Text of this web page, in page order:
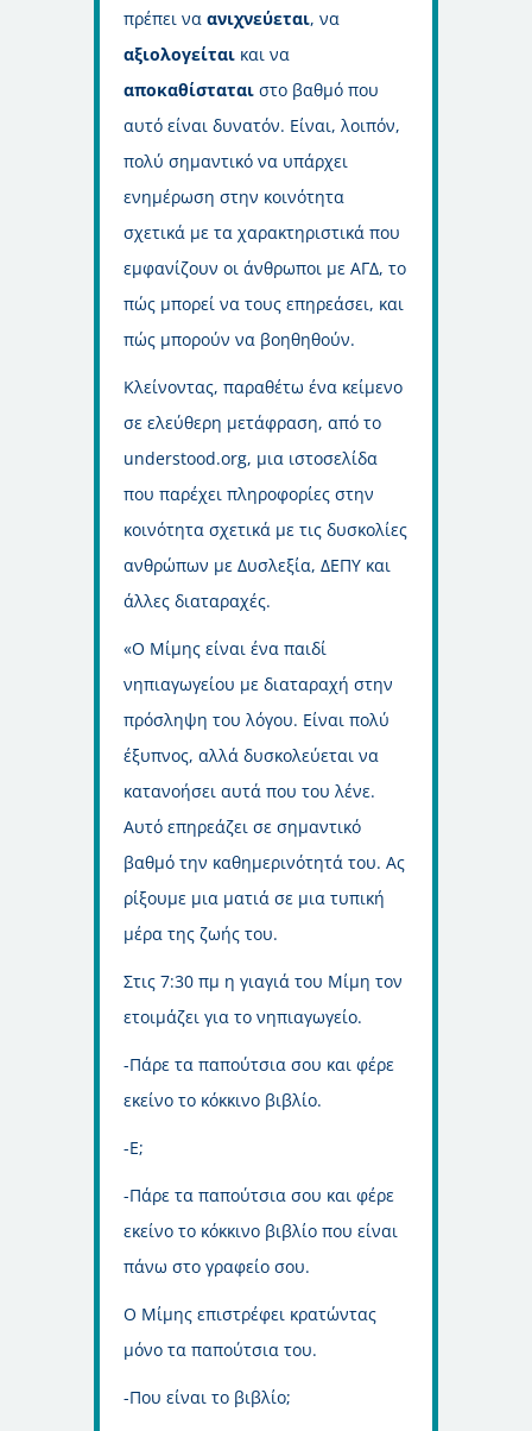
πρέπει να ανιχνεύεται, να
αξιολογείται και να
αποκαθίσταται στο βαθμό που
αυτό είναι δυνατόν. Είναι, λοιπόν,
πολύ σημαντικό να υπάρχει
ενημέρωση στην κοινότητα
σχετικά με τα χαρακτηριστικά που
εμφανίζουν οι άνθρωποι με ΑΓΔ, το
πώς μπορεί να τους επηρεάσει, και
πώς μπορούν να βοηθηθούν.
Κλείνοντας, παραθέτω ένα κείμενο
σε ελεύθερη μετάφραση, από το
understood.org, μια ιστοσελίδα
που παρέχει πληροφορίες στην
κοινότητα σχετικά με τις δυσκολίες
ανθρώπων με Δυσλεξία, ΔΕΠΥ και
άλλες διαταραχές.
«Ο Μίμης είναι ένα παιδί
νηπιαγωγείου με διαταραχή στην
πρόσληψη του λόγου. Είναι πολύ
έξυπνος, αλλά δυσκολεύεται να
κατανοήσει αυτά που του λένε.
Αυτό επηρεάζει σε σημαντικό
βαθμό την καθημερινότητά του. Ας
ρίξουμε μια ματιά σε μια τυπική
μέρα της ζωής του.
Στις 7:30 πμ η γιαγιά του Μίμη τον
ετοιμάζει για το νηπιαγωγείο.
-Πάρε τα παπούτσια σου και φέρε
εκείνο το κόκκινο βιβλίο.
-Ε;
-Πάρε τα παπούτσια σου και φέρε
εκείνο το κόκκινο βιβλίο που είναι
πάνω στο γραφείο σου.
Ο Μίμης επιστρέφει κρατώντας
μόνο τα παπούτσια του.
-Που είναι το βιβλίο;